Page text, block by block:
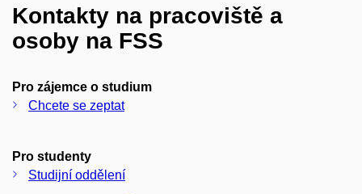
Kontakty na pracoviště a
osoby na FSS
Pro zájemce o studium
Chcete se zeptat
Pro studenty
Studijní oddělení